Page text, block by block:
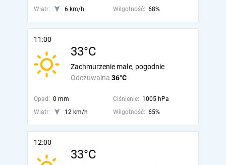
Wiatr:
6 km/h Wilgotność: 68%
11:00
33°C
Odczuwalna 36°C
Zachmurzenie małe, pogodnie
Opad: 0 mm Ciśnienie: 1005 hPa
Wiatr:
12 km/h Wilgotność: 65%
12:00
33°C